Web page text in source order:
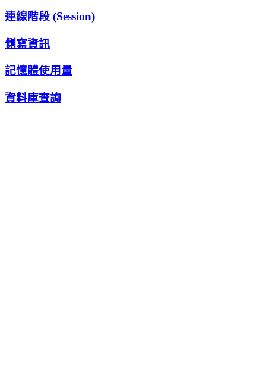
連線階段 (Session)
側寫資訊
記憶體使用量
資料庫查詢